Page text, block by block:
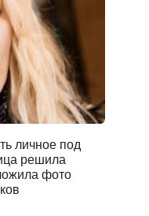
личное под
решила
фото